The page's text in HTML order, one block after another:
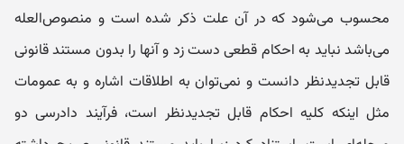
محسوب می‌شود که در آن علت ذکر شده است و منصوص‌العله
می‌باشد نباید به احکام قطعی دست زد و آنها را بدون مستند قانونی
قابل تجدیدنظر دانست و نمی‌توان به اطلاقات اشاره و به عمومات
مثل اینکه کلیه احکام قابل تجدیدنظر است، فرآیند دادرسی دو